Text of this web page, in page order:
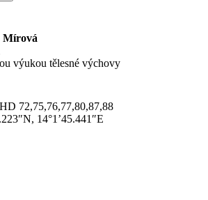
Mírová
výukou tělesné výchovy
72,75,76,77,80,87,88
14°1’45.441″E